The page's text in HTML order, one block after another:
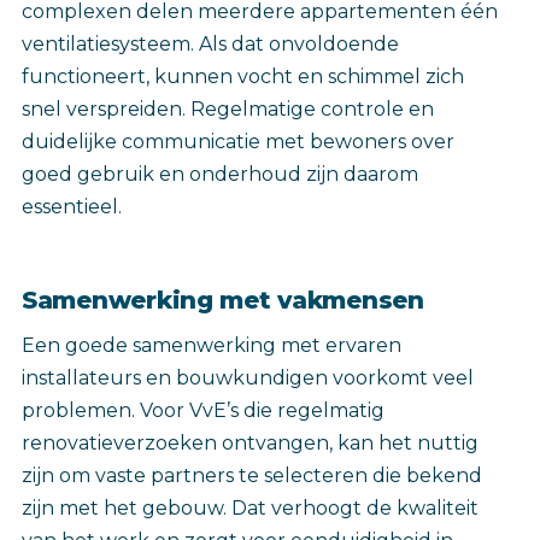
complexen delen meerdere appartementen één
ventilatiesysteem. Als dat onvoldoende
functioneert, kunnen vocht en schimmel zich
snel verspreiden. Regelmatige controle en
duidelijke communicatie met bewoners over
goed gebruik en onderhoud zijn daarom
essentieel.
Samenwerking met vakmensen
Een goede samenwerking met ervaren
installateurs en bouwkundigen voorkomt veel
problemen. Voor VvE’s die regelmatig
renovatieverzoeken ontvangen, kan het nuttig
zijn om vaste partners te selecteren die bekend
zijn met het gebouw. Dat verhoogt de kwaliteit